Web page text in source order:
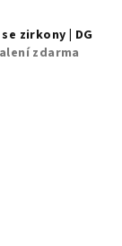
zirkony | DG
zdarma